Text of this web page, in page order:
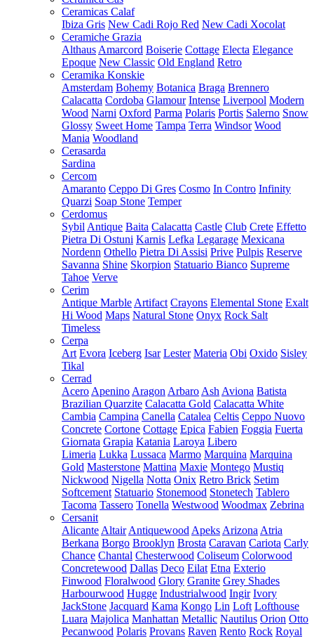
Ceramicas Calaf
Ibiza Gris New Cadi Rojo Red New Cadi Xocolat
Ceramiche Grazia
Althaus Amarcord Boiserie Cottage Electa Elegance
Epoque New Classic Old England Retro
Ceramika Konskie
Amsterdam Bohemy Botanica Braga Brennero
Calacatta Cordoba Glamour Intense Liverpool Modern
Wood Narni Oxford Parma Polaris Portis Salerno Snow
Glossy Sweet Home Tampa Terra Windsor Wood
Mania Woodland
Cerasarda
Sardina
Cercom
Amaranto Ceppo Di Gres Cosmo In Contro Infinity
Quarzi Soap Stone Temper
Cerdomus
Sybil Antique Baita Calacatta Castle Club Crete Effetto
Pietra Di Ostuni Karnis Lefka Legarage Mexicana
Nordenn Othello Pietra Di Assisi Prive Pulpis Reserve
Savanna Shine Skorpion Statuario Bianco Supreme
Tahoe Verve
Cerim
Antique Marble Artifact Crayons Elemental Stone Exalt
Hi Wood Maps Natural Stone Onyx Rock Salt
Timeless
Cerpa
Art Evora Iceberg Isar Lester Materia Obi Oxido Sisley
Tikal
Cerrad
Acero Apenino Aragon Arbaro Ash Aviona Batista
Brazilian Quarzite Calacatta Gold Calacatta White
Cambia Campina Canella Catalea Celtis Ceppo Nuovo
Concrete Cortone Cottage Epica Fabien Foggia Fuerta
Giornata Grapia Katania Laroya Libero
Limeria Lukka Lussaca Marmo Marquina Marquina
Gold Masterstone Mattina Maxie Montego Mustiq
Nickwood Nigella Notta Onix Retro Brick Setim
Softcement Statuario Stonemood Stonetech Tablero
Tacoma Tassero Tonella Westwood Woodmax Zebrina
Cersanit
Alicante Altair Antiquewood Apeks Arizona Atria
Berkana Borgo Brooklyn Brosta Caravan Cariota Carly
Chance Chantal Chesterwood Coliseum Colorwood
Concretewood Dallas Deco Eilat Etna Exterio
Finwood Floralwood Glory Granite Grey Shades
Harbourwood Hugge Industrialwood Ingir Ivory
JackStone Jacquard Kama Kongo Lin Loft Lofthouse
Luara Majolica Manhattan Metallic Nautilus Orion Otto
Pecanwood Polaris Provans Raven Rento Rock Royal